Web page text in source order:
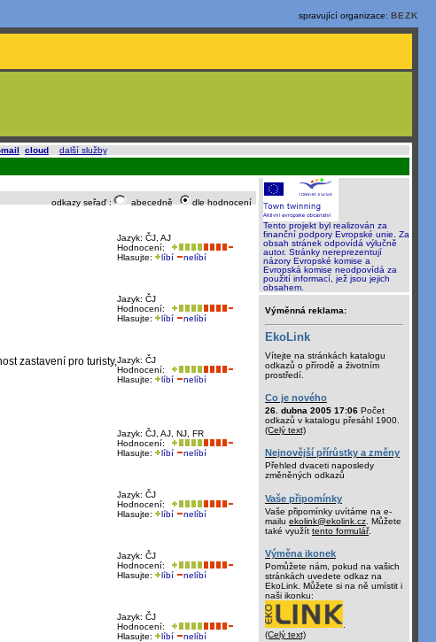
spravující organizace: BEZK
mail cloud další služby.
odkazy seřaď : abecedně dle hodnocení
Jazyk: ČJ, AJ
Hodnocení:
Hlasujte:
líbí nelíbí
Jazyk: ČJ
Hodnocení:
Hlasujte:
líbí nelíbí
Jazyk: ČJ
Hodnocení:
Hlasujte:
líbí nelíbí
zastavení pro turisty,
Jazyk: ČJ, AJ, NJ, FR
Hodnocení:
Hlasujte:
líbí nelíbí
Jazyk: ČJ
Hodnocení:
Hlasujte:
líbí nelíbí
Jazyk: ČJ
Hodnocení:
Hlasujte:
líbí nelíbí
Jazyk: ČJ
Hodnocení:
Hlasujte:
líbí nelíbí
Tento projekt byl realizován za
finanční podpory Evropské unie. Za
obsah stránek odpovídá výlučně
autor. Stránky nereprezentují
názory Evropské komise a
Evropská komise neodpovídá za
použití informací, jež jsou jejich
obsahem.
Výměnná reklama:
EkoLink
Vítejte na stránkách katalogu
odkazů o přírodě a životním
prostředí.
Co je nového
26. dubna 2005 17:06 Počet
odkazů v katalogu přesáhl 1900.
(Celý text)
Nejnovější přírůstky a změny
Přehled dvaceti naposledy
změněných odkazů
Vaše připomínky
Vaše připomínky uvítáme na e-
mailu ekolink@ekolink.cz . Můžete
také využít tento formulář.
Výměna ikonek
Pomůžete nám, pokud na vašich
stránkách uvedete odkaz na
EkoLink. Můžete si na ně umístit i
naši ikonku:
(Celý text)